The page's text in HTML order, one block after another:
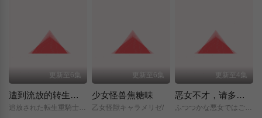
更新至6集
遭到流放的转生重骑士凭借游戏知识大开无双
追放された転生重騎士はゲーム知識で無双する/
更新至6集
少女怪兽焦糖味
乙女怪獣キャラメリゼ/
更新至4集
恶女不才，请多关照 ～雏宫蝶鼠换身传～
ふつつかな悪女ではございますが/～雛宮蝶鼠とりかえ伝～/